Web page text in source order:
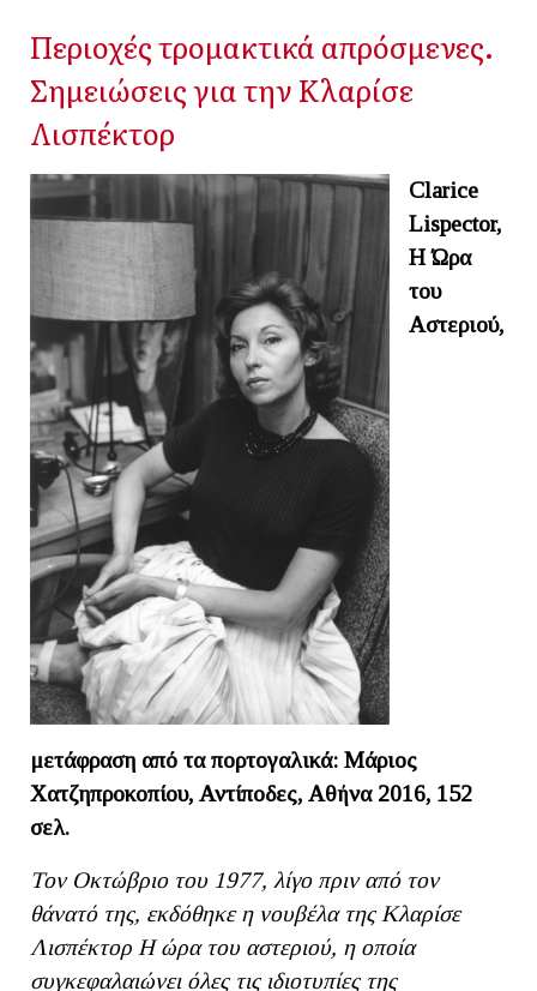
Περιοχές τρομακτικά απρόσμενες.
Σημειώσεις για την Κλαρίσε
Λισπέκτορ
Clarice
Lispector,
Η Ώρα
του
Αστεριού,
μετάφραση από τα πορτογαλικά: Μάριος
Χατζηπροκοπίου, Αντίποδες, Αθήνα 2016, 152
σελ.
Τον Οκτώβριο του 1977, λίγο πριν από τον
θάνατό της, εκδόθηκε η νουβέλα της Κλαρίσε
Λισπέκτορ Η ώρα του αστεριού, η οποία
συγκεφαλαιώνει όλες τις ιδιοτυπίες της